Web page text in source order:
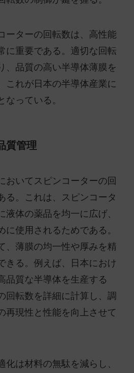
ーターの回転数は、高性能
に重要である。適切な回転
、品質の高い半導体薄膜を
これが日本の半導体産業に
なっている。
質管理
おいてスピンコーターの回
る。これは、スピンコータ
液体の薬品を均一に広げ、
に使用されるためである。
、薄膜の均一性や厚みを精
きる。例えば、日本におけ
品質な半導体を生産する
回転数を詳細に計算し、調
再現性と性能を向上させて
化は材料の無駄を減らし、